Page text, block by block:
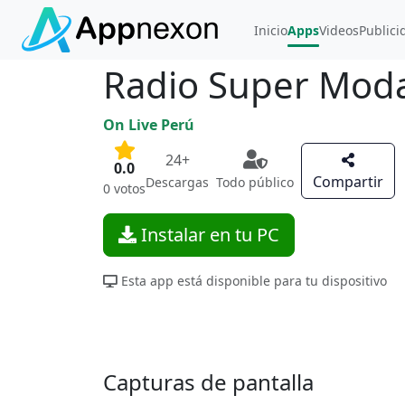
InicioAppsVideos
Radio Super
On Live Perú
0.0
0 votos
24+
Descargas Todo público Compartir
Instalar en tu PC
Esta app está disponible para tu dispositivo
Capturas de pantalla